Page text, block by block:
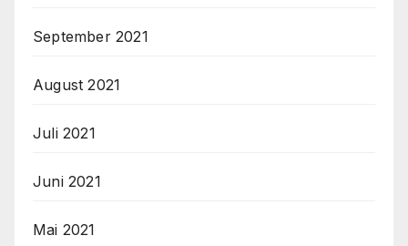
September 2021
August 2021
Juli 2021
Juni 2021
Mai 2021